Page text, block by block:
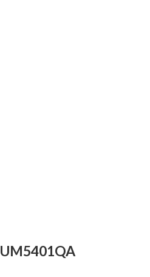
UM5401QA